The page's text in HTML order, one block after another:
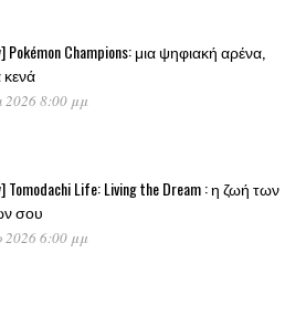
Pokémon Champions: μια ψηφιακή αρένα,
2026 8:00 μμ
Tomodachi Life: Living the Dream : η ζωή των
σου
2026 6:00 μμ